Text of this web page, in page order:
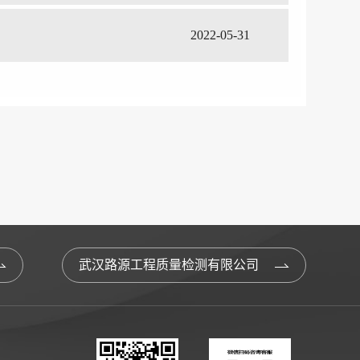
2022-05-31
武汉路源工程质量检测有限公司